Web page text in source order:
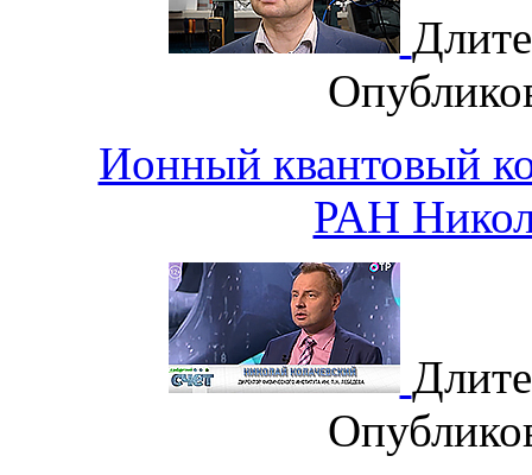
Ионный квантовый
РАН